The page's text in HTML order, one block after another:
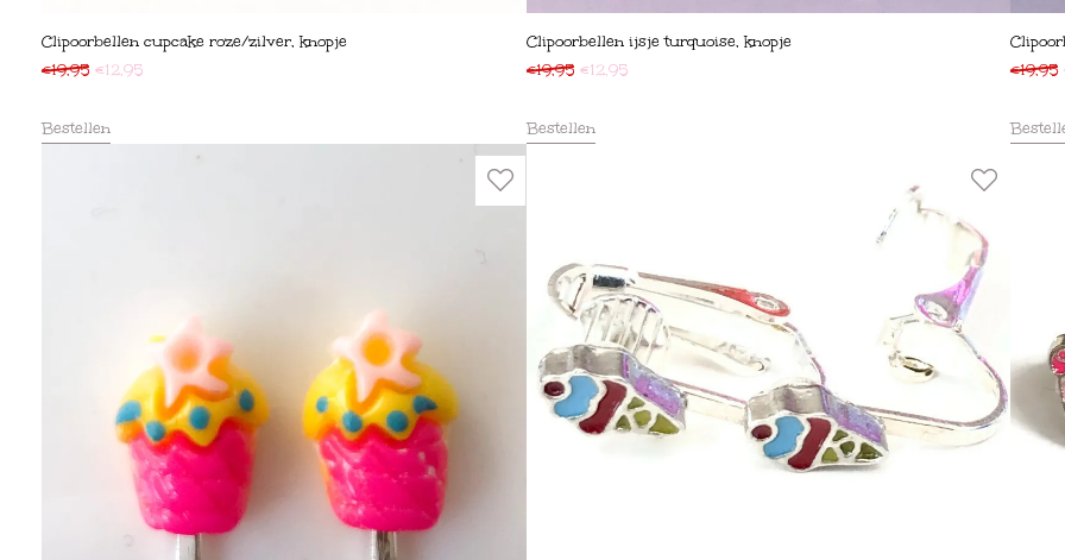
Clipoorbellen cupcake roze/zilver, knopje
€19,95 €12,95
Bestellen
Clipoorbellen ijsje turquoise, knopje
€19,95 €12,95
Bestellen
€19,95